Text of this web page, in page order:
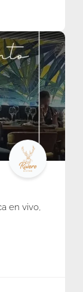
en vivo,